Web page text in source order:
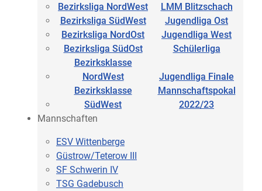
Bezirksliga NordWest
LMM Blitzschach
Bezirksliga SüdWest
Jugendliga Ost
Bezirksliga NordOst
Jugendliga West
Bezirksliga SüdOst
Schülerliga
Bezirksklasse
NordWest
Jugendliga Finale
Bezirksklasse
SüdWest
Mannschaftspokal
2022/23
Mannschaften
ESV Wittenberge
Güstrow/Teterow III
SF Schwerin IV
TSG Gadebusch